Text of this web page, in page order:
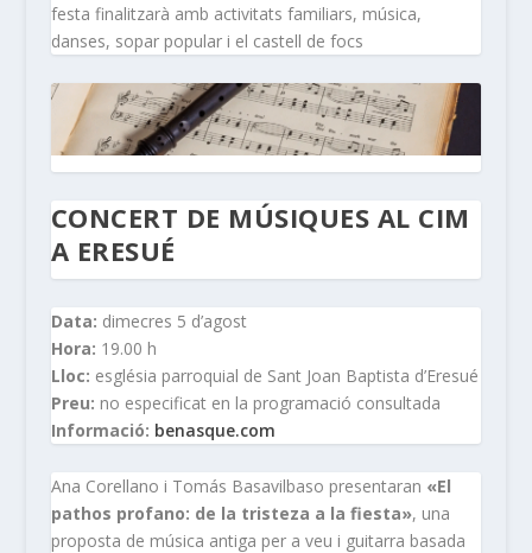
festa finalitzarà amb activitats familiars, música,
danses, sopar popular i el castell de focs
CONCERT DE MÚSIQUES AL CIM
A ERESUÉ
Data: dimecres 5 d’agost
Hora: 19.00 h
Lloc: església parroquial de Sant Joan Baptista d’Eresué
Preu: no especificat en la programació consultada
Informació: benasque.com
Ana Corellano i Tomás Basavilbaso presentaran «El
pathos profano: de la tristeza a la fiesta», una
proposta de música antiga per a veu i guitarra basada